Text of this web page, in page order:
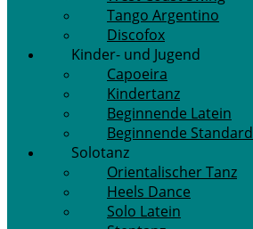
Tango Argentino
Discofox
Kinder- und Jugend
Capoeira
Kindertanz
Beginnende Latein
Beginnende Standard
Solotanz
Orientalischer Tanz
Heels Dance
Solo Latein